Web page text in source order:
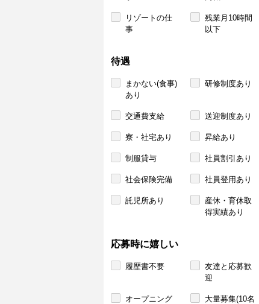
リゾートの仕
事
残業月10時間
以下
待遇
まかない(食事)
あり
研修制度あり
交通費支給 送迎制度あり
寮・社宅あり 昇給あり
制服貸与 社員割引あり
社会保険完備 社員登用あり
託児所あり
産休・育休取
得実績あり
応募時に嬉しい
履歴書不要
友達と応募歓
迎
オープニング
大量募集(10名